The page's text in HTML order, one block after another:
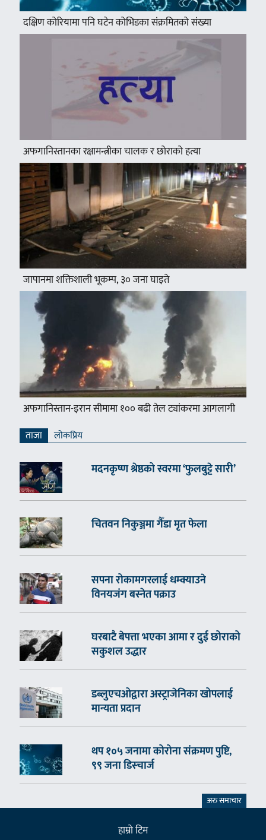
दक्षिण कोरियामा पनि घटेन कोभिडका संक्रमितको संख्या
अफगानिस्तानका रक्षामन्त्रीका चालक र छोराको हत्या
जापानमा शक्तिशाली भूकम्प, ३० जना घाइते
अफगानिस्तान-इरान सीमामा १०० बढी तेल ट्यांकरमा आगलागी
ताजा लाेकप्रिय
मदनकृष्ण श्रेष्ठको स्वरमा ‘फुलबुट्टे सारी’
चितवन निकुञ्जमा गैँडा मृत फेला
सपना रोकामगरलाई धम्क्याउने
विनयजंग बस्नेत पक्राउ
घरबाटै बेपत्ता भएका आमा र दुई छोराको
सकुशल उद्धार
डब्लुएचओद्वारा अस्ट्राजेनिका खोपलाई
मान्यता प्रदान
थप १०५ जनामा कोरोना संक्रमण पुष्टि,
९९ जना डिस्चार्ज
अरु समाचार
हाम्राे टिम